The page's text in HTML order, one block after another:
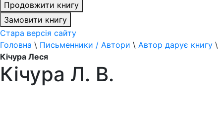
Продовжити книгу
Замовити книгу
Стара версія сайту
Головна \ Письменники / Автори \ Автор дарує книгу \
Кічура Леся
Кічура Л. В.